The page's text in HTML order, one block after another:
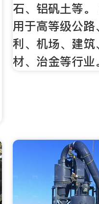
石、铝矾土等
用于高等级公
利、机场、建
材、治金等行业